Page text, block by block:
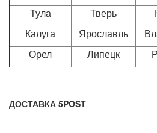
Тула
Тверь
Калуга
Ярославль
Орел
Липецк
ДОСТАВКА 5POST